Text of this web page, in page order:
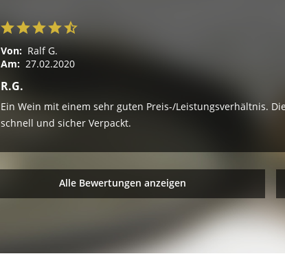
Von: Ralf G.
Am: 27.02.2020
R.G.
Ein Wein mit einem sehr guten Preis-/Leistungsverhältnis.
schnell und sicher Verpackt.
Alle Bewertungen anzeigen